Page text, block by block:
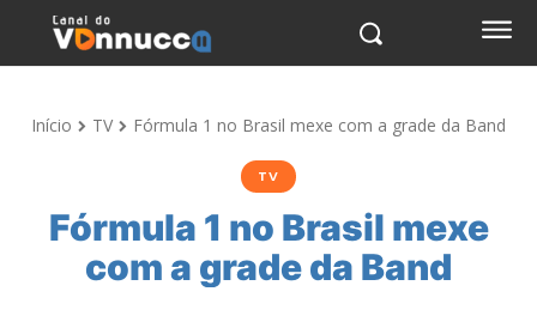
Início TV Fórmula 1 no Brasil mexe com a grade da Band
TV
Fórmula 1 no Brasil mexe
com a grade da Band